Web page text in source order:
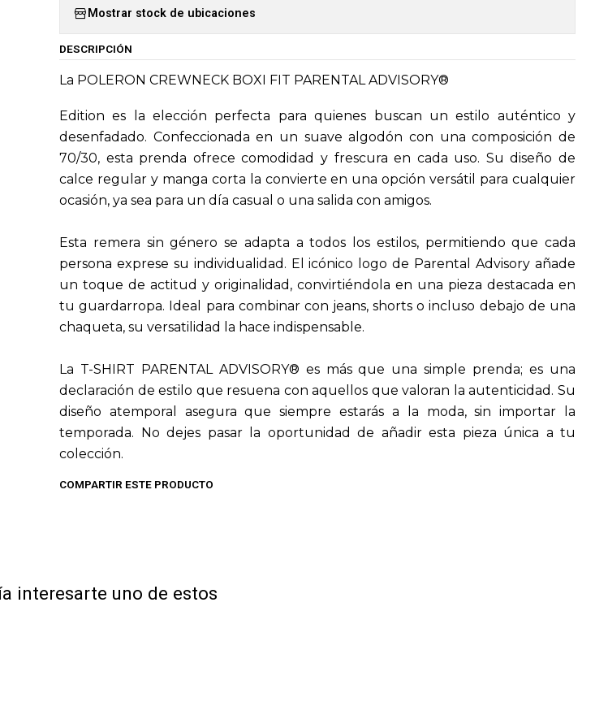
Mostrar stock de ubicaciones
DESCRIPCIÓN
La POLERON CREWNECK BOXI FIT PARENTAL ADVISORY®
Edition es la elección perfecta para quienes buscan un estilo auténtico y
desenfadado. Confeccionada en un suave algodón con una composición de
70/30, esta prenda ofrece comodidad y frescura en cada uso. Su diseño de
calce regular y manga corta la convierte en una opción versátil para cualquier
ocasión, ya sea para un día casual o una salida con amigos.
Esta remera sin género se adapta a todos los estilos, permitiendo que cada
persona exprese su individualidad. El icónico logo de Parental Advisory añade
un toque de actitud y originalidad, convirtiéndola en una pieza destacada en
tu guardarropa. Ideal para combinar con jeans, shorts o incluso debajo de una
chaqueta, su versatilidad la hace indispensable.
La T-SHIRT PARENTAL ADVISORY® es más que una simple prenda; es una
declaración de estilo que resuena con aquellos que valoran la autenticidad. Su
diseño atemporal asegura que siempre estarás a la moda, sin importar la
temporada. No dejes pasar la oportunidad de añadir esta pieza única a tu
colección.
COMPARTIR ESTE PRODUCTO
interesarte uno de estos